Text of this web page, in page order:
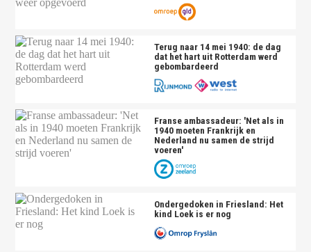
Terug naar 14 mei 1940: de dag
dat het hart uit Rotterdam werd
gebombardeerd
Franse ambassadeur: 'Net als in
1940 moeten Frankrijk en
Nederland nu samen de strijd
voeren'
Ondergedoken in Friesland: Het
kind Loek is er nog